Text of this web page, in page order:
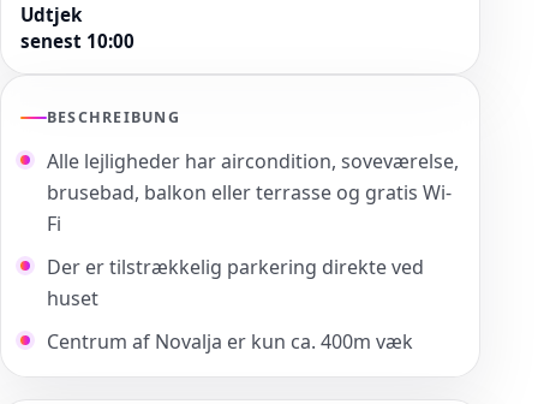
Udtjek
senest 10:00
BESCHREIBUNG
Alle lejligheder har aircondition, soveværelse,
brusebad, balkon eller terrasse og gratis Wi-
Fi
Der er tilstrækkelig parkering direkte ved
huset
Centrum af Novalja er kun ca. 400m væk